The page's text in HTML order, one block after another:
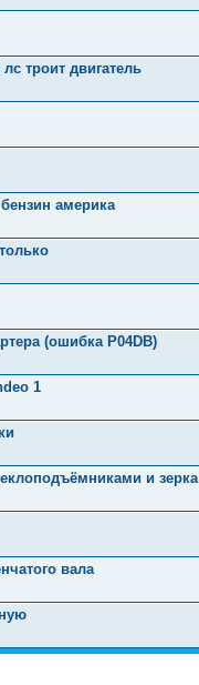
троит двигатель
америка
(ошибка P04DB)
1
и зерка
вала